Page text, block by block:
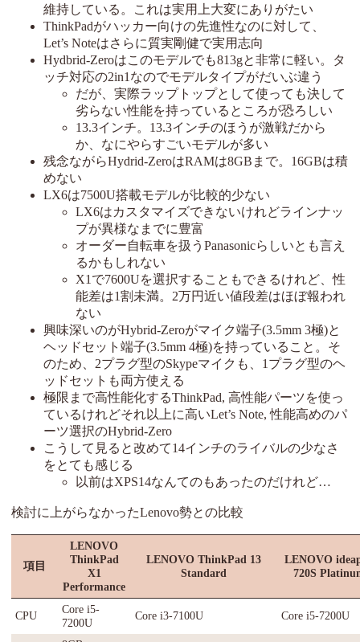
維持している。これは実用上大変にありがたい
ThinkPadがハッカー向けの先進性なのに対して、
Let’s Noteはさらに質実剛健で実用志向
Hydbrid-Zeroはこのモデルでも813gと非常に軽い。タ
ッチ対応の2in1なのでモデルタイプがだいぶ違う
だが、実際ラップトップとして使っても決して
劣らない性能を持っているところが恐ろしい
13.3インチ。13.3インチのほうが激戦だから
か、なにやらすごいモデルが多い
残念ながらHydrid-ZeroはRAMは8GBまで。16GBは積
めない
LX6は7500U搭載モデルが比較的少ない
LX6はカスタマイズできないけれどラインナッ
プが異様なまでに豊富
オーダー自転車を扱うPanasonicらしいとも言え
るかもしれない
X1で7600Uを選択することもできるけれど、性
能差は1割未満。2万円近い値段差はほぼ報われ
ない
興味深いのがHybrid-Zeroがマイク端子(3.5mm 3極)と
ヘッドセット端子(3.5mm 4極)を持っていること。そ
のため、2プラグ型のSkypeマイクも、1プラグ型のヘ
ッドセットも両方使える
極限まで高性能化するThinkPad, 高性能パーツを使っ
ているけれどそれ以上に高いLet’s Note, 性能高めのパ
ーツ選択のHybrid-Zero
こうして見ると改めて14インチのライバルの少なさ
をとても感じる
以前はXPS14なんてのもあったのだけれど…
検討に上がらなかったLenovo勢との比較
項目
LENOVO
ThinkPad
X1
Performance
LENOVO ThinkPad 13
Standard
LENOVO
720S
CPU
Core i5-
7200U
Core i3-7100U Core i5-7200U